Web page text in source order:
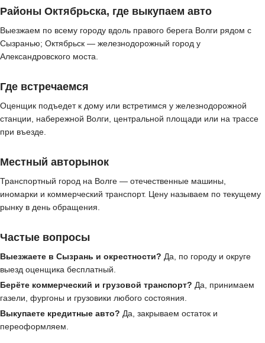
Районы Октябрьска, где выкупаем авто
Выезжаем по всему городу вдоль правого берега Волги рядом с
Сызранью; Октябрьск — железнодорожный город у
Александровского моста.
Где встречаемся
Оценщик подъедет к дому или встретимся у железнодорожной
станции, набережной Волги, центральной площади или на трассе
при въезде.
Местный авторынок
Транспортный город на Волге — отечественные машины,
иномарки и коммерческий транспорт. Цену называем по текущему
рынку в день обращения.
Частые вопросы
Выезжаете в Сызрань и окрестности? Да, по городу и округе
выезд оценщика бесплатный.
Берёте коммерческий и грузовой транспорт? Да, принимаем
газели, фургоны и грузовики любого состояния.
Выкупаете кредитные авто? Да, закрываем остаток и
переоформляем.